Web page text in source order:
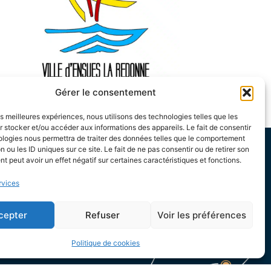
Gérer le consentement
meilleures expériences, nous utilisons des technologies telles que les
stocker et/ou accéder aux informations des appareils. Le fait de consentir
nous permettra de traiter des données telles que le comportement
ou les ID uniques sur ce site. Le fait de ne pas consentir ou de retirer son
peut avoir un effet négatif sur certaines caractéristiques et fonctions.
Refuser Voir les préférences
Politique de cookies
à 17h
à 19h
à 12h et de